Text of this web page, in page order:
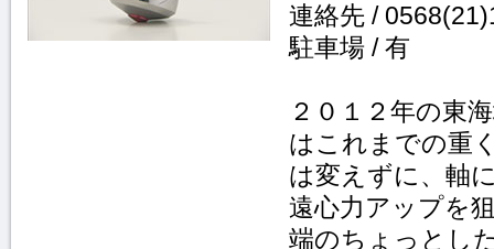
連絡先 /
駐車場 / 有
２０１２年の東
はこれまでの重
は変えずに、軸
遠心力アップを
端のちょっとし